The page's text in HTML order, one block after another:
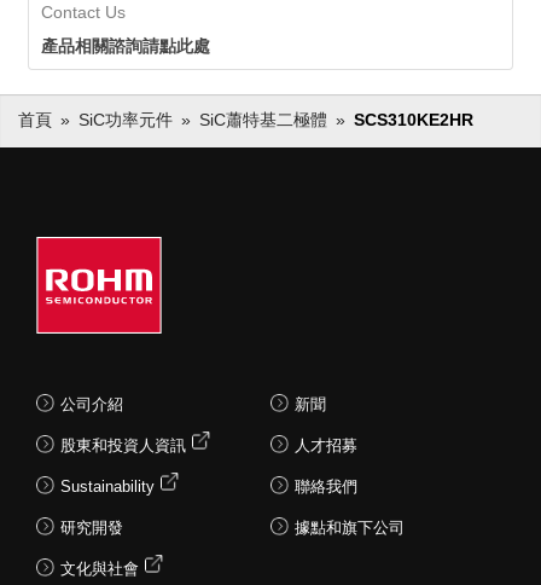
Contact Us
產品相關諮詢請點此處
首頁 SiC功率元件 SiC蕭特基二極體 SCS310KE2HR
公司介紹
股東和投資人資訊
Sustainability
研究開發
文化與社會
新聞
人才招募
聯絡我們
據點和旗下公司